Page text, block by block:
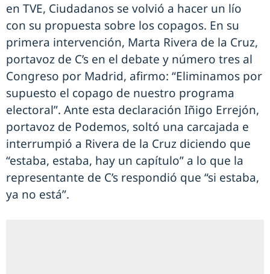
en TVE, Ciudadanos se volvió a hacer un lío
con su propuesta sobre los copagos. En su
primera intervención, Marta Rivera de la Cruz,
portavoz de C’s en el debate y número tres al
Congreso por Madrid, afirmo: “Eliminamos por
supuesto el copago de nuestro programa
electoral”. Ante esta declaración Iñigo Errejón,
portavoz de Podemos, soltó una carcajada e
interrumpió a Rivera de la Cruz diciendo que
“estaba, estaba, hay un capítulo” a lo que la
representante de C’s respondió que “si estaba,
ya no está”.